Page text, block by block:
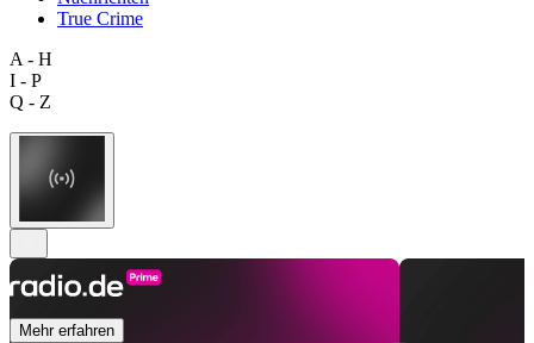
True Crime
A - H
I - P
Q - Z
Mehr erfahren